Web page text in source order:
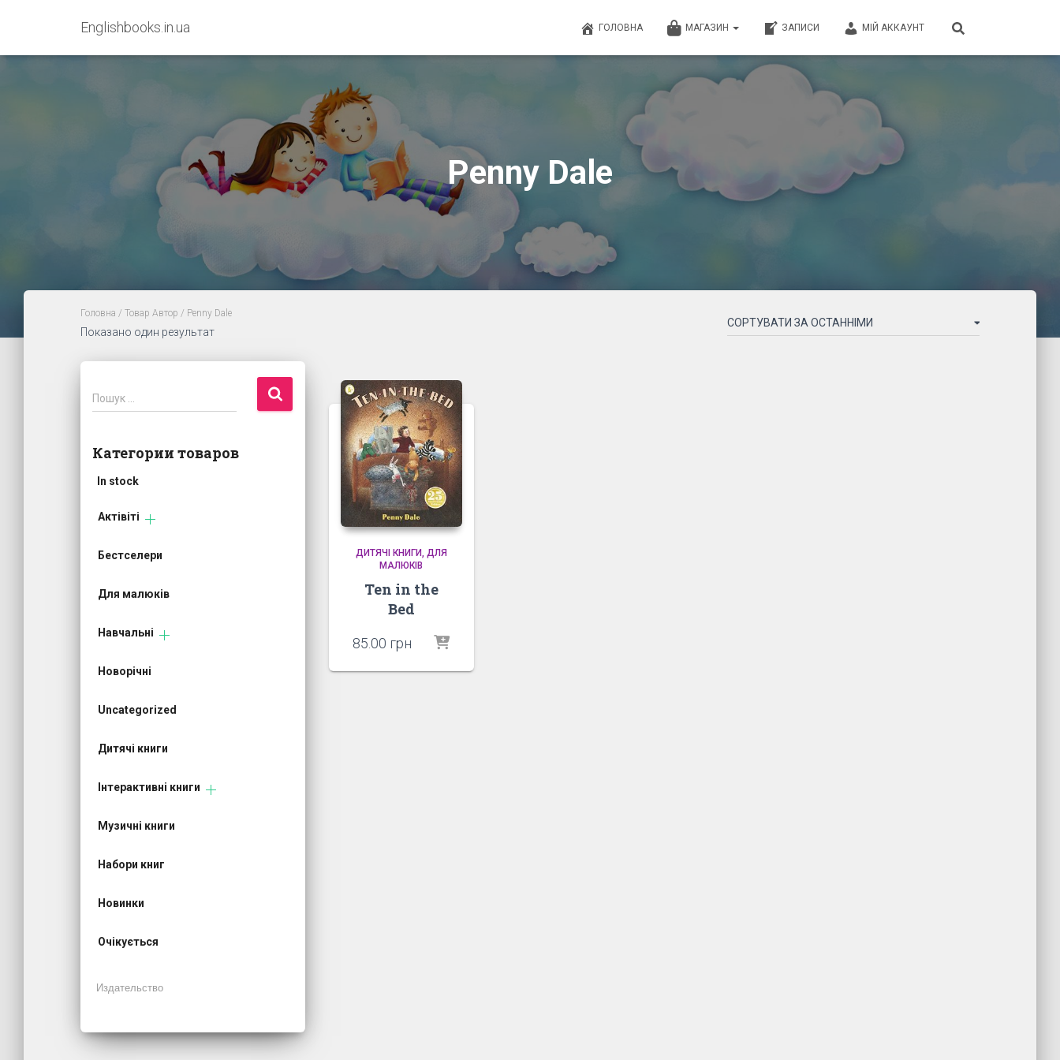
Englishbooks.in.ua ГОЛОВНА МАГАЗИН ЗАПИСИ МІЙ АККАУНТ
Penny Dale
Головна / Товар Автор / Penny Dale
Показано один результат
П
о
к
Пошук …
Категории товаров
In stock
Актівіті
Бестселери
Для малюків
Навчальні
Новорічні
Uncategorized
Дитячі книги
Інтерактивні книги
Музичні книги
Набори книг
Новинки
Очікується
ДИТЯЧІ КНИГИ ДЛЯ
МАЛЮКІВ
Ten in the
Bed
85.00 грн